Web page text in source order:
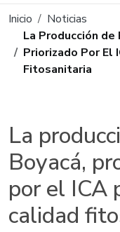
Ruta de
Inicio
Noticias
La Producción de
Priorizado Por El
Fitosanitaria
La
Boyacá,
por el ICA
calidad